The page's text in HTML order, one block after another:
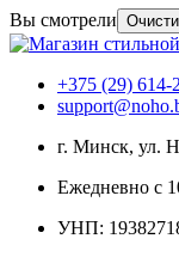
Вы смотрели
+375 (29) 614-
г. Минск, ул.
Ежедневно с
УНП: